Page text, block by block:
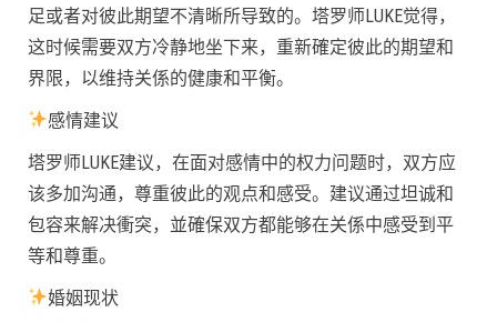
足或者对彼此期望不清晰所导致的。塔罗师LUKE觉得，
这时候需要双方冷静地坐下来，重新確定彼此的期望和
界限，以维持关係的健康和平衡。
感情建议
塔罗师LUKE建议，在面对感情中的权力问题时，双方应
该多加沟通，尊重彼此的观点和感受。建议通过坦诚和
包容来解决衝突，並確保双方都能够在关係中感受到平
等和尊重。
婚姻现状